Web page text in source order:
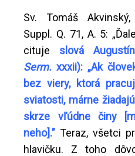
Sv. Tomáš Akvinský,
Suppl. Q. 71, A. 5:
cituje slová
Serm.xxxii): „Ak
bez viery, ktorá
sviatosti, márne
skrze vľúdne činy
neho].” Teraz, všetci
hlavičku. Z toho